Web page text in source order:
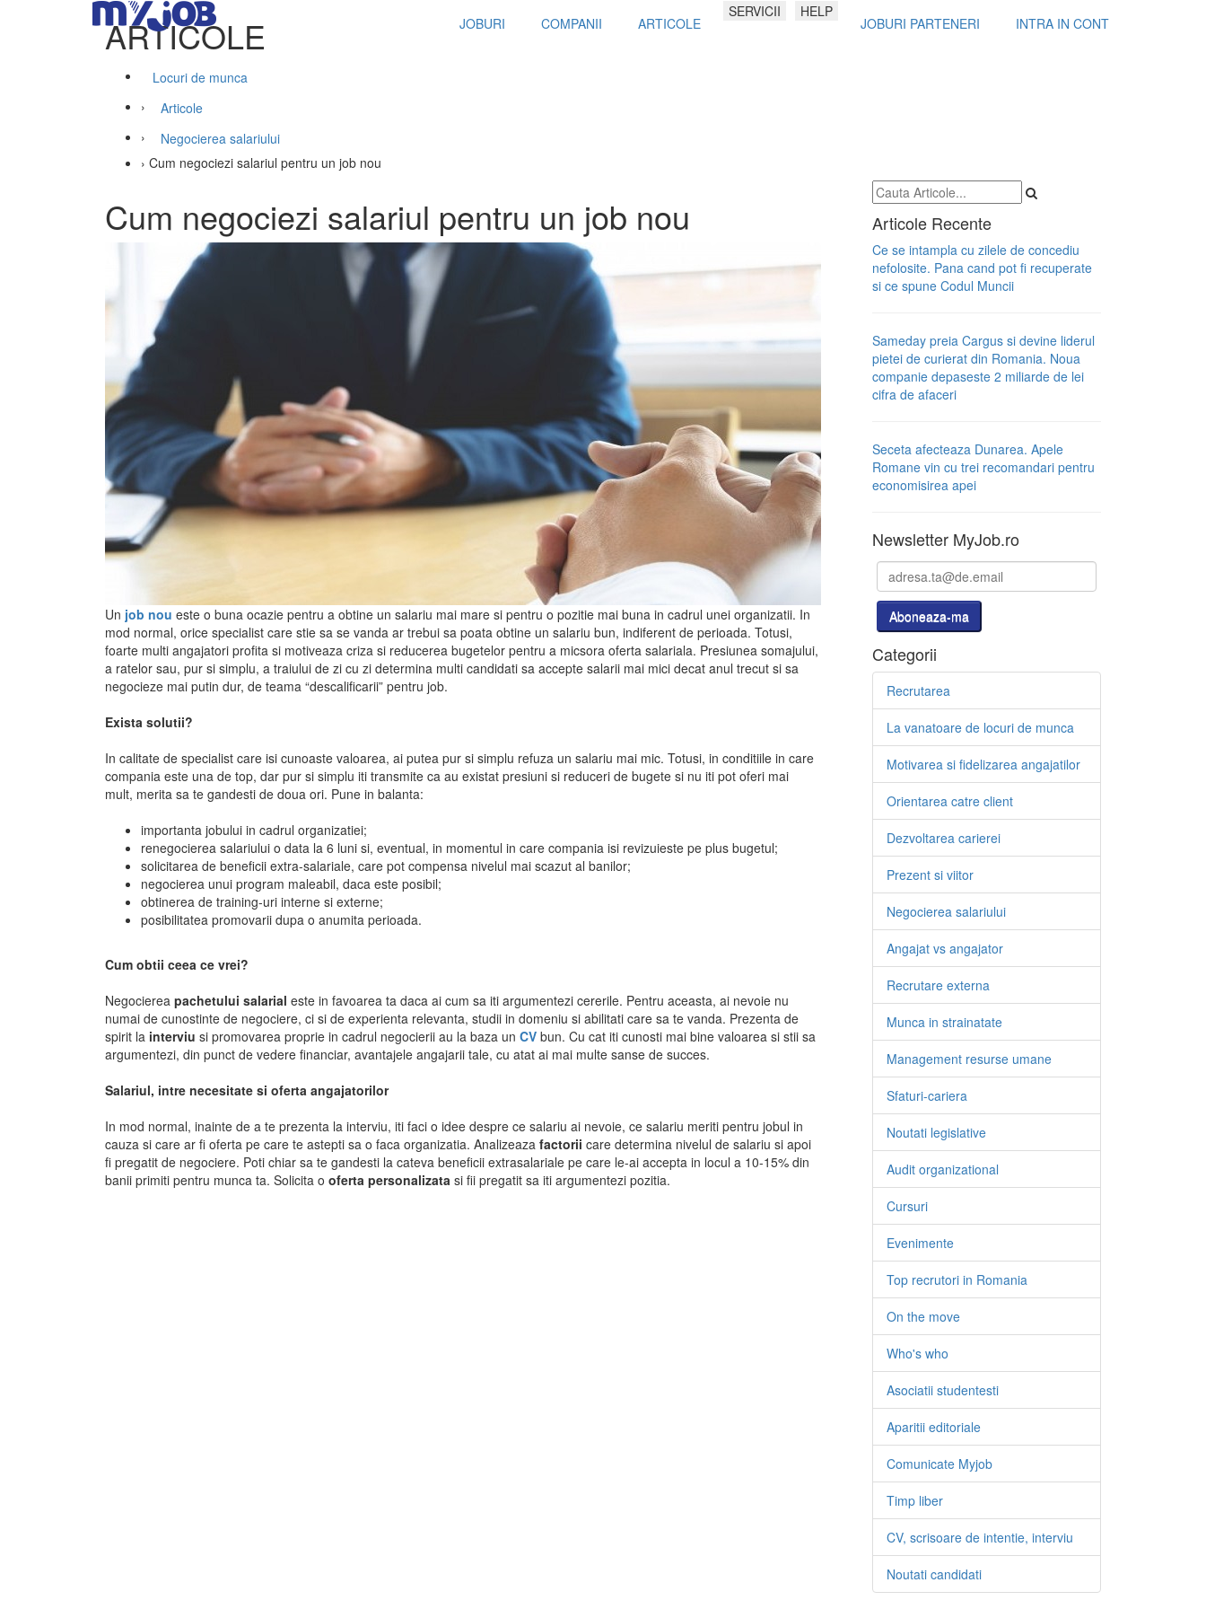
JOBURI COMPANII ARTICOLE
SERVICII HELP
JOBURI PARTENERI INTRA IN CONT
ARTICOLE
Locuri de munca
›
Articole
›
Negocierea salariului
› Cum negociezi salariul pentru un job nou
Articole Recente
Ce se intampla cu zilele de concediu
nefolosite. Pana cand pot fi recuperate
si ce spune Codul Muncii
Sameday preia Cargus si devine liderul
pietei de curierat din Romania. Noua
companie depaseste 2 miliarde de lei
cifra de afaceri
Seceta afecteaza Dunarea. Apele
Romane vin cu trei recomandari pentru
economisirea apei
Newsletter MyJob.ro
Categorii
Recrutarea
La vanatoare de locuri de munca
Motivarea si fidelizarea angajatilor
Orientarea catre client
Dezvoltarea carierei
Prezent si viitor
Negocierea salariului
Angajat vs angajator
Recrutare externa
Munca in strainatate
Management resurse umane
Sfaturi-cariera
Noutati legislative
Audit organizational
Cursuri
Evenimente
Top recrutori in Romania
On the move
Who's who
Asociatii studentesti
Aparitii editoriale
Comunicate Myjob
Timp liber
CV, scrisoare de intentie, interviu
Noutati candidati
Cum negociezi salariul pentru un job nou
Un job nou este o buna ocazie pentru a obtine un salariu mai mare si pentru o pozitie mai buna in cadrul unei organizatii. In
mod normal, orice specialist care stie sa se vanda ar trebui sa poata obtine un salariu bun, indiferent de perioada. Totusi,
foarte multi angajatori profita si motiveaza criza si reducerea bugetelor pentru a micsora oferta salariala. Presiunea somajului,
a ratelor sau, pur si simplu, a traiului de zi cu zi determina multi candidati sa accepte salarii mai mici decat anul trecut si sa
negocieze mai putin dur, de teama “descalificarii” pentru job.
Exista solutii?
In calitate de specialist care isi cunoaste valoarea, ai putea pur si simplu refuza un salariu mai mic. Totusi, in conditiile in care
compania este una de top, dar pur si simplu iti transmite ca au existat presiuni si reduceri de bugete si nu iti pot oferi mai
mult, merita sa te gandesti de doua ori. Pune in balanta:
importanta jobului in cadrul organizatiei;
renegocierea salariului o data la 6 luni si, eventual, in momentul in care compania isi revizuieste pe plus bugetul;
solicitarea de beneficii extra-salariale, care pot compensa nivelul mai scazut al banilor;
negocierea unui program maleabil, daca este posibil;
obtinerea de training-uri interne si externe;
posibilitatea promovarii dupa o anumita perioada.
Cum obtii ceea ce vrei?
Negocierea pachetului salarial este in favoarea ta daca ai cum sa iti argumentezi cererile. Pentru aceasta, ai nevoie nu
numai de cunostinte de negociere, ci si de experienta relevanta, studii in domeniu si abilitati care sa te vanda. Prezenta de
spirit la interviu si promovarea proprie in cadrul negocierii au la baza un CV bun. Cu cat iti cunosti mai bine valoarea si stii sa
argumentezi, din punct de vedere financiar, avantajele angajarii tale, cu atat ai mai multe sanse de succes.
Salariul, intre necesitate si oferta angajatorilor
In mod normal, inainte de a te prezenta la interviu, iti faci o idee despre ce salariu ai nevoie, ce salariu meriti pentru jobul in
cauza si care ar fi oferta pe care te astepti sa o faca organizatia. Analizeaza factorii care determina nivelul de salariu si apoi
fi pregatit de negociere. Poti chiar sa te gandesti la cateva beneficii extrasalariale pe care le-ai accepta in locul a 10-15% din
banii primiti pentru munca ta. Solicita o oferta personalizata si fii pregatit sa iti argumentezi pozitia.